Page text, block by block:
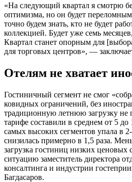
«На следующий квартал я смотрю
оптимизма, но он будет
точно будем знать, кто не будет
коллекцией. Будет уже семь
Квартал станет опорным для
для торговых центров», —
Отелям не хватает
Гостиничный сегмент не смог
ковидных ограничений, без
традиционную летнюю загрузку не
тарифе составили в среднем от 5 до
самых высоких сегментов упала в
снизилась примерно в 1,5 раза.
загрузка гостиниц низких
ситуацию заместитель директора
консалтинга и индустрии
Багдасаров.